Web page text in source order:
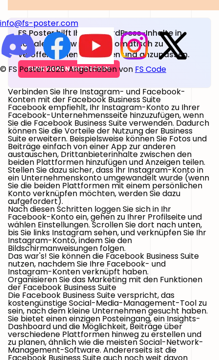
info@fs-poster.com
© FS Poster 2026. Angetrieben von FS Code
FS Poster hilft Ihnen, WordPress-Inhalte in
sozialen Netzwerken automatisch zu
veröffentlichen, zu planen und anzupassen.
FUNKTIONEN ENTDECKEN
Verbinden Sie Ihre Instagram- und Facebook-
Konten mit der Facebook Business Suite
Facebook empfiehlt, Ihr Instagram-Konto zu Ihrer
Facebook-Unternehmensseite hinzuzufügen, wenn
Sie die Facebook Business Suite verwenden. Dadurch
können Sie die Vorteile der Nutzung der Business
Suite erweitern. Beispielsweise können Sie Fotos und
Beiträge einfach von einer App zur anderen
austauschen, Drittanbieterinhalte zwischen den
beiden Plattformen hinzufügen und Anzeigen teilen.
Stellen Sie dazu sicher, dass Ihr Instagram-Konto in
ein Unternehmenskonto umgewandelt wurde (wenn
Sie die beiden Plattformen mit einem persönlichen
Konto verknüpfen möchten, werden Sie dazu
aufgefordert).
Nach diesen Schritten loggen Sie sich in Ihr
Facebook-Konto ein, gehen zu Ihrer Profilseite und
wählen Einstellungen. Scrollen Sie dort nach unten,
bis Sie links Instagram sehen, und verknüpfen Sie Ihr
Instagram-Konto, indem Sie den
Bildschirmanweisungen folgen.
Das war's! Sie können die Facebook Business Suite
nutzen, nachdem Sie Ihre Facebook- und
Instagram-Konten verknüpft haben.
Organisieren Sie das Marketing mit den Funktionen
der Facebook Business Suite
Die Facebook Business Suite verspricht, das
kostengünstige Social-Media-Management-Tool zu
sein, nach dem kleine Unternehmen gesucht haben.
Sie bietet einen einzigen Posteingang, ein Insights-
Dashboard und die Möglichkeit, Beiträge über
verschiedene Plattformen hinweg zu erstellen und
zu planen, ähnlich wie die meisten Social-Network-
Management-Software. Andererseits ist die